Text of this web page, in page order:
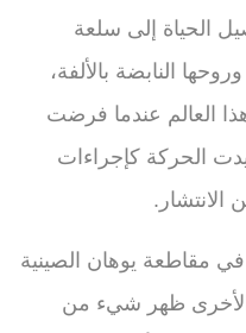
الحياة إلى سلعة
النابضة بالألفة،
العالم عندما فرضت
الحركة كإجراءات
مقاطعة يوهان الصينية
الأخرى ظهر شيء من